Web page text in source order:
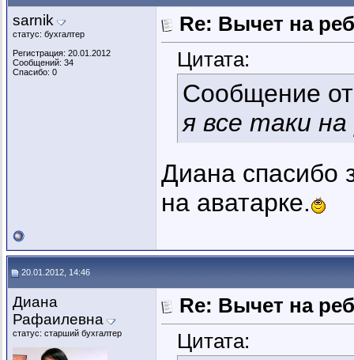
sarnik
статус: бухгалтер
Регистрация: 20.01.2012
Сообщений: 34
Спасибо: 0
Re: Вычет на
Цитата:
Сообщение
я все таки
Диана спасибо
на аватарке.
20.01.2012, 14:46
Диана
Рафаилевна
статус: старший бухгалтер
Re: Вычет на
Цитата: